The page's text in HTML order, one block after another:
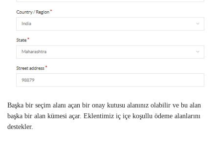
Başka bir seçim alanı açan bir onay kutusu alanınız olabilir ve bu alan
başka bir alan kümesi açar. Eklentimiz iç içe koşullu ödeme alanlarını
destekler.